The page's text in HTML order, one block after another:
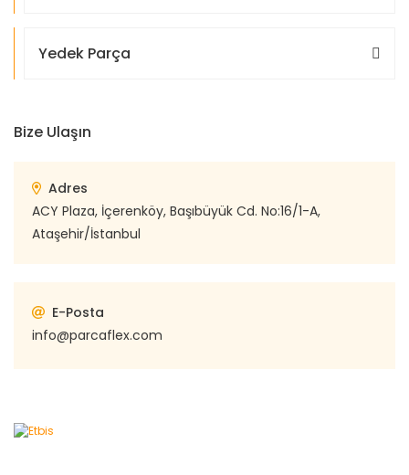
Yedek Parça
Bize Ulaşın
Adres
ACY Plaza, İçerenköy, Başıbüyük Cd. No:16/1-A,
Ataşehir/İstanbul
E-Posta
info@parcaflex.com